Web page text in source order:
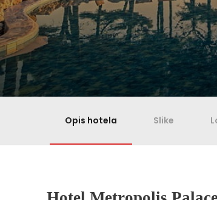
Opis hotela Slike